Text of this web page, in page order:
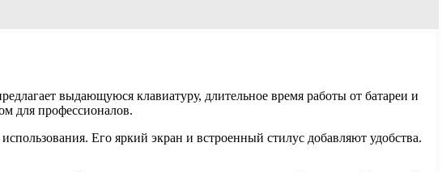
выдающуюся клавиатуру, длительное время работы от батареи и
для профессионалов.
Его яркий экран и встроенный стилус добавляют удобства.